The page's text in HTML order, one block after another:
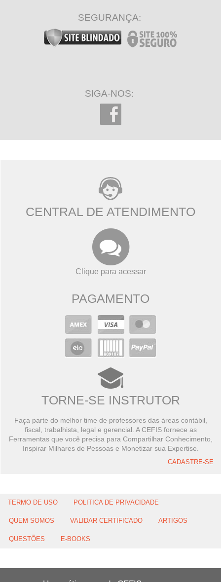
SEGURANÇA:
SIGA-NOS:
CENTRAL DE ATENDIMENTO
Clique para acessar
PAGAMENTO
TORNE-SE INSTRUTOR
Faça parte do melhor time de professores das áreas contábil,
fiscal, trabalhista, legal e gerencial. A CEFIS fornece as
Ferramentas que você precisa para Compartilhar Conhecimento,
Inspirar Milhares de Pessoas e Monetizar sua Expertise.
CADASTRE-SE
TERMO DE USO POLITICA DE PRIVACIDADE
QUEM SOMOS VALIDAR CERTIFICADO ARTIGOS
QUESTÕES E-BOOKS